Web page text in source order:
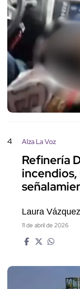
4 Alza La Voz
Refinería
Laura Vázquez
11 de abril de 2026